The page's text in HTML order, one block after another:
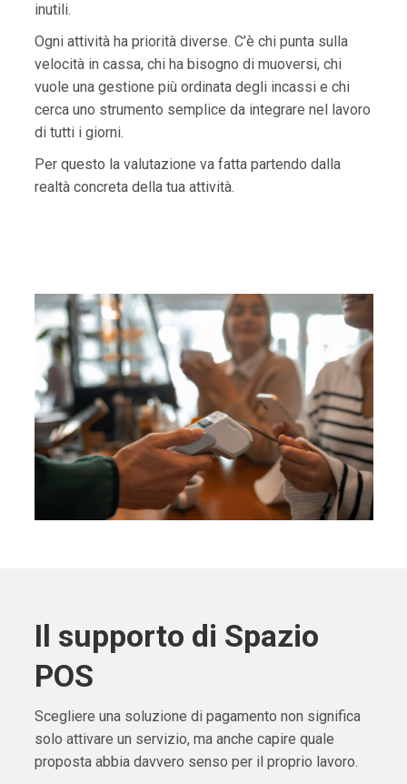
inutili.
Ogni attività ha priorità diverse. C’è chi punta sulla
velocità in cassa, chi ha bisogno di muoversi, chi
vuole una gestione più ordinata degli incassi e chi
cerca uno strumento semplice da integrare nel lavoro
di tutti i giorni.
Per questo la valutazione va fatta partendo dalla
realtà concreta della tua attività.
Il supporto di Spazio
POS
Scegliere una soluzione di pagamento non significa
solo attivare un servizio, ma anche capire quale
proposta abbia davvero senso per il proprio lavoro.